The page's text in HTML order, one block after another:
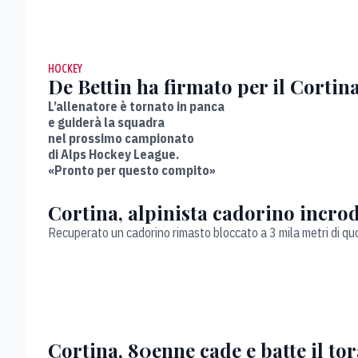
HOCKEY
De Bettin ha firmato per il
L’allenatore è tornato in panca
e guiderà la squadra
nel prossimo campionato
di Alps Hockey League.
«Pronto per questo compito»
Cortina, alpinista cadorino
Recuperato un cadorino rimasto bloccato a 3 mila metri di
Cortina, 80enne cade e batte il